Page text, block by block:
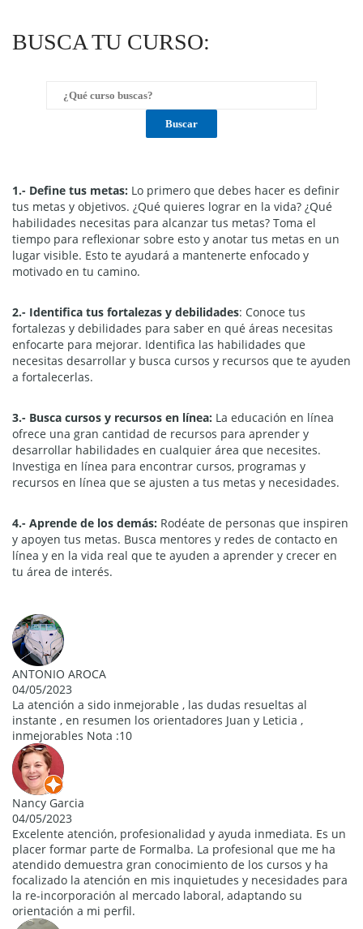
BUSCA TU CURSO:
1.- Define tus metas: Lo primero que debes hacer es definir
tus metas y objetivos. ¿Qué quieres lograr en la vida? ¿Qué
habilidades necesitas para alcanzar tus metas? Toma el
tiempo para reflexionar sobre esto y anotar tus metas en un
lugar visible. Esto te ayudará a mantenerte enfocado y
motivado en tu camino.
2.- Identifica tus fortalezas y debilidades: Conoce tus
fortalezas y debilidades para saber en qué áreas necesitas
enfocarte para mejorar. Identifica las habilidades que
necesitas desarrollar y busca cursos y recursos que te ayuden
a fortalecerlas.
3.- Busca cursos y recursos en línea: La educación en línea
ofrece una gran cantidad de recursos para aprender y
desarrollar habilidades en cualquier área que necesites.
Investiga en línea para encontrar cursos, programas y
recursos en línea que se ajusten a tus metas y necesidades.
4.- Aprende de los demás: Rodéate de personas que inspiren
y apoyen tus metas. Busca mentores y redes de contacto en
línea y en la vida real que te ayuden a aprender y crecer en
tu área de interés.
ANTONIO AROCA
04/05/2023
La atención a sido inmejorable , las dudas resueltas al
instante , en resumen los orientadores Juan y Leticia ,
inmejorables Nota :10
Nancy Garcia
04/05/2023
Excelente atención, profesionalidad y ayuda inmediata. Es un
placer formar parte de Formalba. La profesional que me ha
atendido demuestra gran conocimiento de los cursos y ha
focalizado la atención en mis inquietudes y necesidades para
la re-incorporación al mercado laboral, adaptando su
orientación a mi perfil.